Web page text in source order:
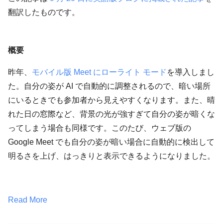
翻訳したものです。
概要
昨年、 モバイル版 Meet にローライト モード を導入しまし
た。自分の姿が AI で自動的に調整されるので、暗い場所
にいるときでも参加者から見えやすくなります。また、晴
れた日の窓際など、背景の光が強すぎて自分の姿が暗くな
ってしまう場合も同様です。このたび、ウェブ版の
Google Meet でも自分の姿が暗い場合に自動的に検出して
明るさを上げ、はっきりと表示できるようになりました。
Read More